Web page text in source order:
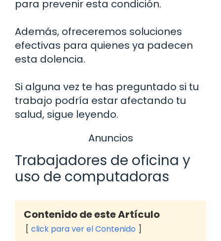
para prevenir esta condición.
Además, ofreceremos soluciones
efectivas para quienes ya padecen
esta dolencia.
Si alguna vez te has preguntado si tu
trabajo podría estar afectando tu
salud, sigue leyendo.
Anuncios
Trabajadores de oficina y
uso de computadoras
Contenido de este Artículo
click para ver el Contenido